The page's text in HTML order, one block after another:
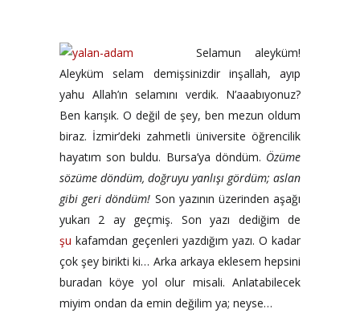
Selamun aleyküm!
Aleyküm selam demişsinizdir inşallah, ayıp
yahu Allah’ın selamını verdik. N’aaabıyonuz?
Ben karışık. O değil de şey, ben mezun oldum
biraz. İzmir’deki zahmetli üniversite öğrencilik
hayatım son buldu. Bursa’ya döndüm. Özüme
sözüme döndüm, doğruyu yanlışı gördüm; aslan
gibi geri döndüm! Son yazının üzerinden aşağı
yukarı 2 ay geçmiş. Son yazı dediğim de
şu kafamdan geçenleri yazdığım yazı. O kadar
çok şey birikti ki… Arka arkaya eklesem hepsini
buradan köye yol olur misali. Anlatabilecek
miyim ondan da emin değilim ya; neyse…